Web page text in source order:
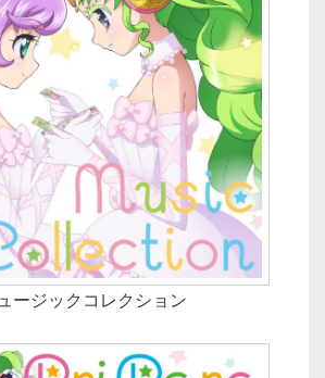
ージックコレクション